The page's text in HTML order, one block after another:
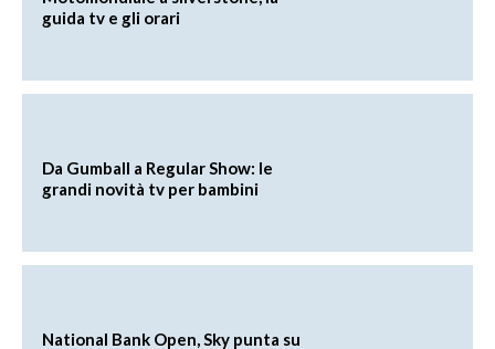
guida tv e gli orari
Da Gumball a Regular Show: le
grandi novità tv per bambini
National Bank Open, Sky punta su